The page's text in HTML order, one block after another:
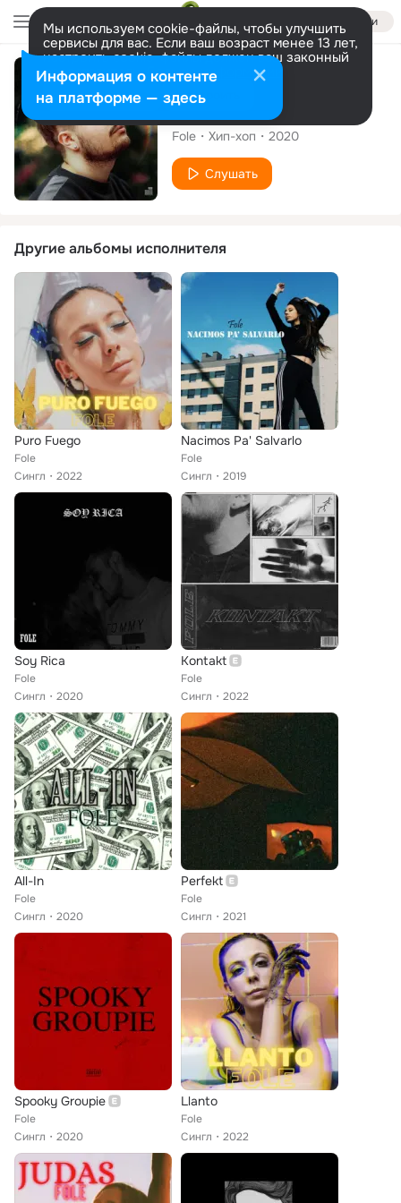
Войти
Мы используем cookie-файлы, чтобы улучшить
сервисы для вас. Если ваш возраст менее 13 лет,
настроить cookie-файлы должен ваш законный
представитель. Больше информации
Разрешить все Настроить
Альбом
Synestesia
Fole Хип-хоп 2020
Слушать
Другие альбомы исполнителя
Puro Fuego
Fole
Сингл
2022
Nacimos Pa' Salvarlo
Fole
Сингл
2019
Soy Rica
Fole
Сингл
2020
Kontakt
Fole
Сингл
2022
All-In
Fole
Сингл
2020
Perfekt
Fole
Сингл
2021
Spooky Groupie
Fole
Сингл
2020
Llanto
Fole
Сингл
2022
Информация о контенте
на платформе — здесь